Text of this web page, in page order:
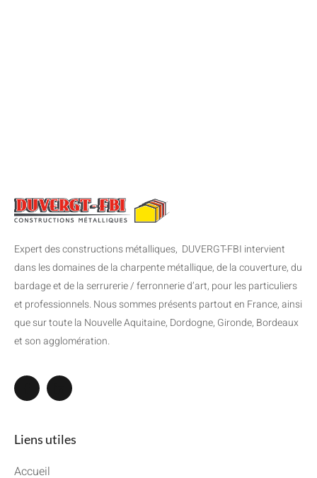
Expert des constructions métalliques, DUVERGT-FBI intervient
dans les domaines de la charpente métallique, de la couverture, du
bardage et de la serrurerie / ferronnerie d’art, pour les particuliers
et professionnels. Nous sommes présents partout en France, ainsi
que sur toute la Nouvelle Aquitaine, Dordogne, Gironde, Bordeaux
et son agglomération.
Liens utiles
Accueil